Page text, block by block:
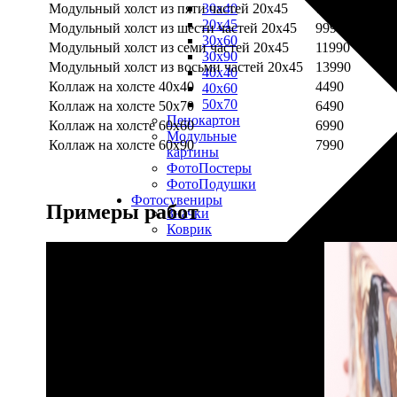
30х40
20х45
30х60
30х90
40х40
40х60
50х70
Пенокартон
Модульные
картины
ФотоПостеры
ФотоПодушки
Фотоcувениры
Значки
Коврик
для
Модульный холст из пяти частей 20х45
7990
Модульный холст из шести частей 20х45
9990
Модульный холст из семи частей 20х45
11990
Модульный холст из восьми частей 20х45
13990
Коллаж на холсте 40х40
4490
Коллаж на холсте 50х70
6490
Коллаж на холсте 60х60
6990
Коллаж на холсте 60х90
7990
Примеры работ